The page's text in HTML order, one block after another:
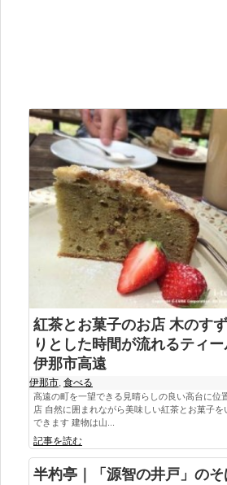
紅茶とお菓子のお店 木のす
りとした時間が流れるティー
伊那市高遠
伊那市, 食べる
高遠の町を一望できる見晴らしの良い高台に位
店 自然に囲まれながら美味しい紅茶とお菓子を
できます 建物は山...
記事を読む
半杓亭｜「源智の井戸」のそ